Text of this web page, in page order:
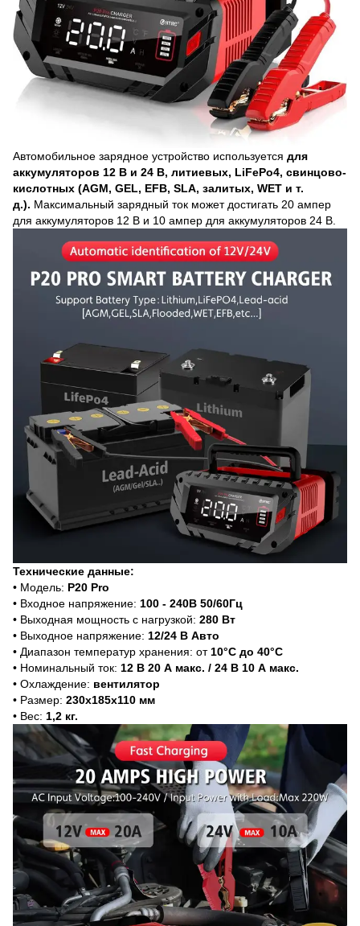
Автомобильное зарядное устройство используется для
аккумуляторов 12 В и 24 В, литиевых, LiFePo4, свинцово-
кислотных (AGM, GEL, EFB, SLA, залитых, WET и т.
д.). Максимальный зарядный ток может достигать 20 ампер
для аккумуляторов 12 В и 10 ампер для аккумуляторов 24 В.
Технические данные:
• Модель: P20 Pro
• Входное напряжение: 100 - 240В 50/60Гц
• Выходная мощность с нагрузкой: 280 Вт
• Выходное напряжение: 12/24 В Авто
• Диапазон температур хранения: от 10°C до 40°C
• Номинальный ток: 12 В 20 А макс. / 24 В 10 А макс.
• Охлаждение: вентилятор
• Размер: 230х185х110 мм
• Вес: 1,2 кг.